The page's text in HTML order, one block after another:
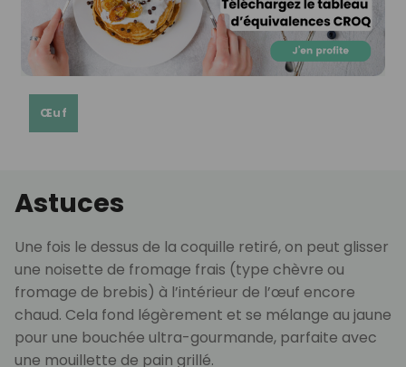
Œuf
Astuces
Une fois le dessus de la coquille retiré, on peut glisser
une noisette de fromage frais (type chèvre ou
fromage de brebis) à l’intérieur de l’œuf encore
chaud. Cela fond légèrement et se mélange au jaune
pour une bouchée ultra-gourmande, parfaite avec
une mouillette de pain grillé.